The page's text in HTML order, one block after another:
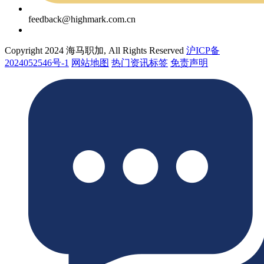
feedback@highmark.com.cn
Copyright 2024 海马职加, All Rights Reserved 沪ICP备
2024052546号-1 网站地图 热门资讯标签 免责声明